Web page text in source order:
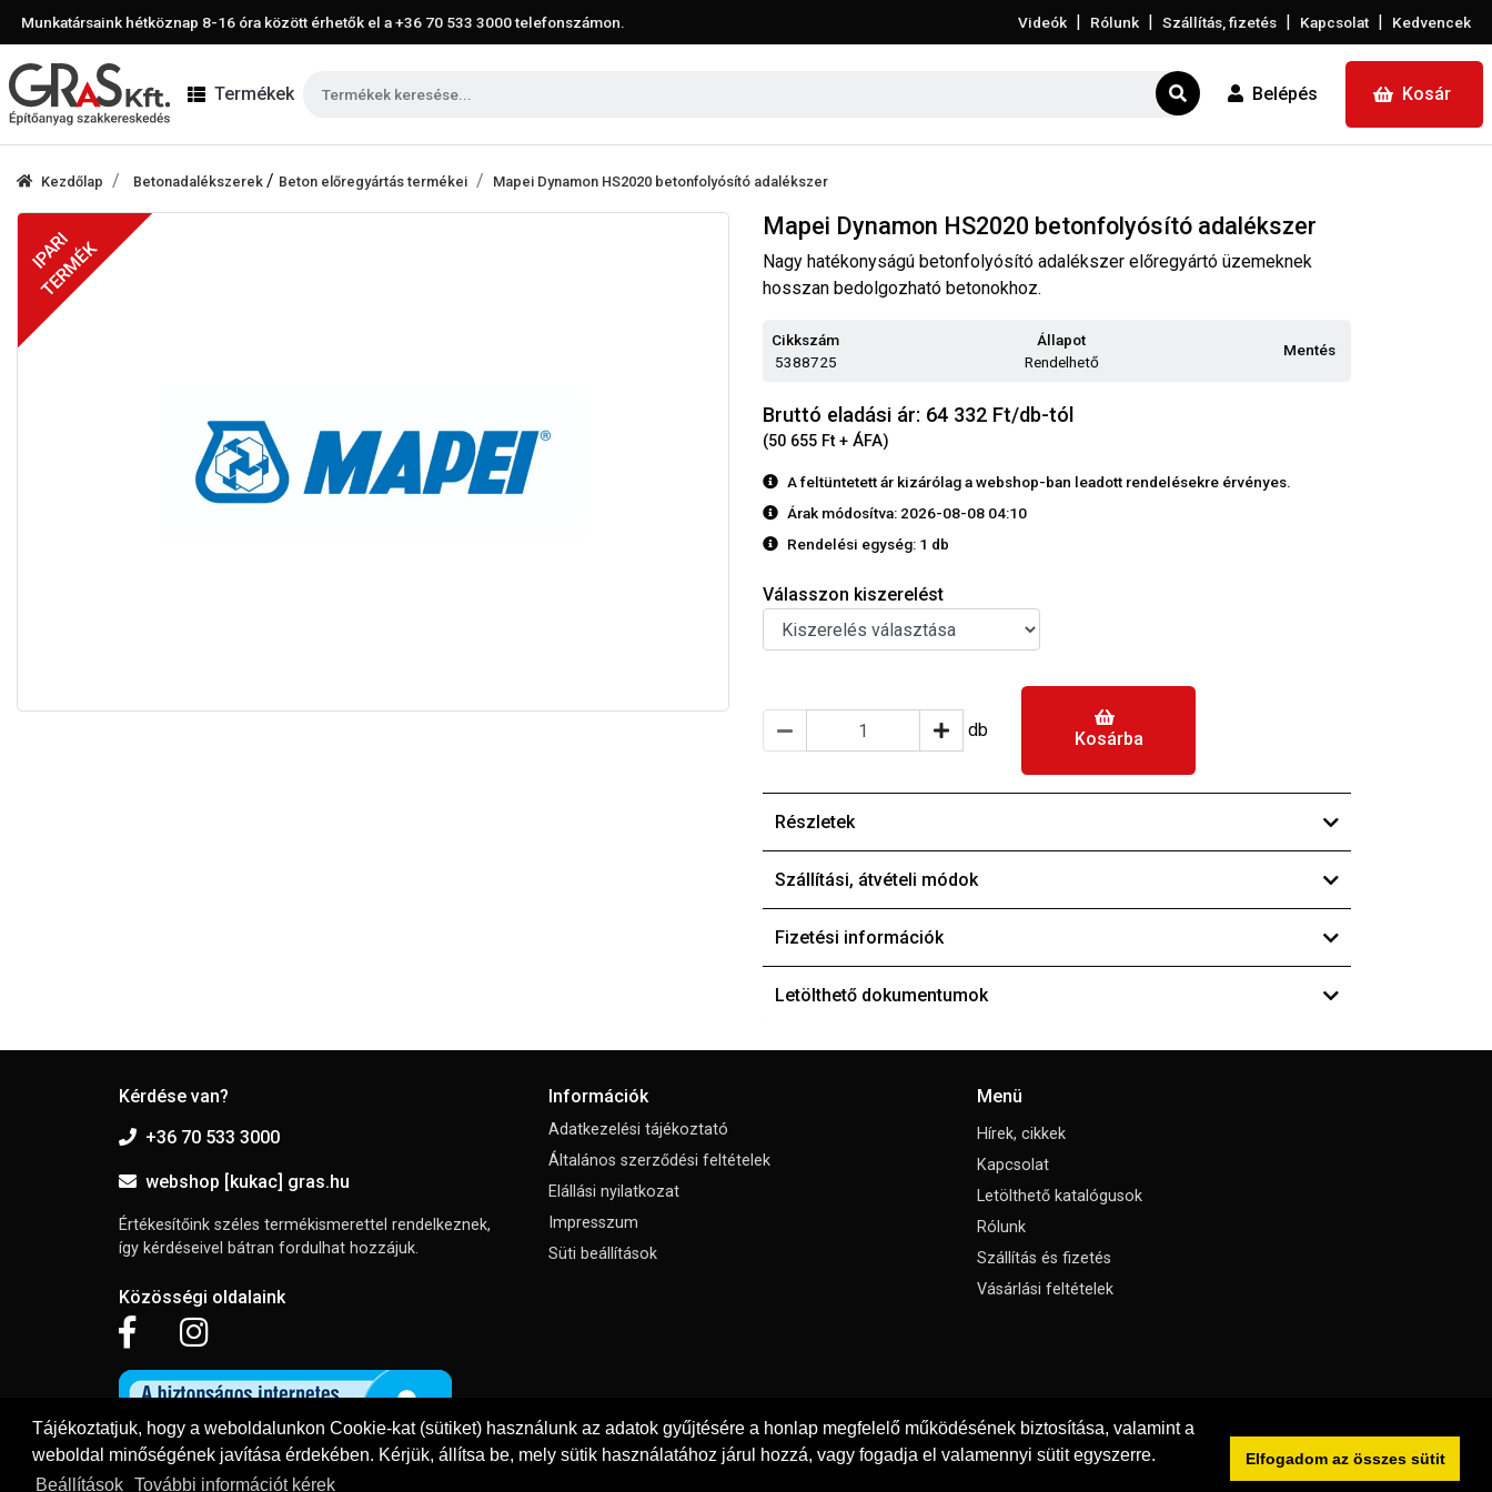
Tájékoztatjuk, hogy a weboldalunkon Cookie-kat (sütiket) használunk az adatok gyűjtésére a honlap megfelelő működésének biztosítása, valamint a
weboldal minőségének javítása érdekében. Kérjük, állítsa be, mely sütik használatához járul hozzá, vagy fogadja el valamennyi sütit egyszerre.
Beállítások
További információt kérek
Elfogadom az összes sütit
Munkatársaink hétköznap 8-16 óra között érhetők el a+36 70 533 3000telefonszámon. Videók | Rólunk | Szállítás, fizetés | Kapcsolat | Kedvencek
Termékek Belépés Kosár
Kezdőlap Betonadalékszerek / Beton előregyártás termékei Mapei Dynamon HS2020 betonfolyósító adalékszer
IPARI
TERMÉK
Mapei Dynamon HS2020 betonfolyósító adalékszer
Nagy hatékonyságú betonfolyósító adalékszer előregyártó üzemeknek
hosszan bedolgozható betonokhoz.
Cikkszám
5388725
Állapot
Rendelhető
Mentés
Bruttó eladási ár: 64 332 Ft/db-tól
(50 655 Ft + ÁFA)
A feltüntetett ár kizárólag a webshop-ban leadott rendelésekre érvényes.
Árak módosítva: 2026-08-08 04:10
Rendelési egység: 1 db
Válasszon kiszerelést
db Kosárba
Részletek
Szállítási, átvételi módok
Fizetési információk
Letölthető dokumentumok
Kérdése van?
+36 70 533 3000
webshop [kukac] gras.hu
Értékesítőink széles termékismerettel rendelkeznek,
így kérdéseivel bátran fordulhat hozzájuk.
Közösségi oldalaink
Információk
Adatkezelési tájékoztató
Általános szerződési feltételek
Elállási nyilatkozat
Impresszum
Süti beállítások
Menü
Hírek, cikkek
Kapcsolat
Letölthető katalógusok
Rólunk
Szállítás és fizetés
Vásárlási feltételek